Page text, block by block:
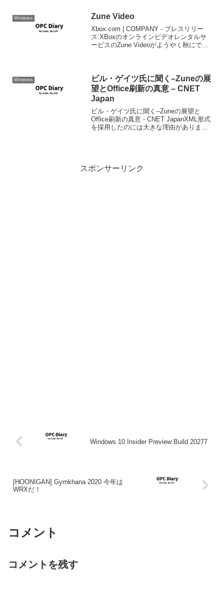
Windows Zune Video
Xbox.com | COMPANY - プレスリリー
ス.XBoxのオンラインビデオレンタルサ
ービスのZune Videoがようやく秋にでも
Windows
ビル・ゲイツ氏に聞く–Zuneの展
望とOffice刷新の真意 – CNET
Japan
ビル・ゲイツ氏に聞く--Zuneの展望と
Office刷新の真意 - CNET JapanXML形式
を採用したのには大きな理由がありま
スポンサーリンク
Windows 10 Insider Preview Build 20277
[HOONIGAN] Gymkhana 2020 今年は
WRXだ！
コメント
コメントを残す